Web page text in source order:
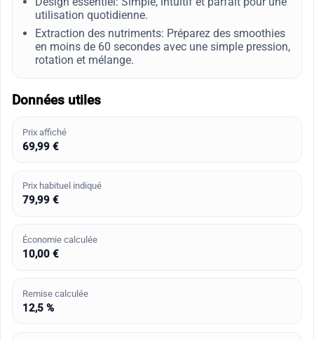
utilisation quotidienne.
Extraction des nutriments: Préparez des smoothies
en moins de 60 secondes avec une simple pression,
rotation et mélange.
Données utiles
Prix affiché
69,99 €
Prix habituel indiqué
79,99 €
Économie calculée
10,00 €
Remise calculée
12,5 %